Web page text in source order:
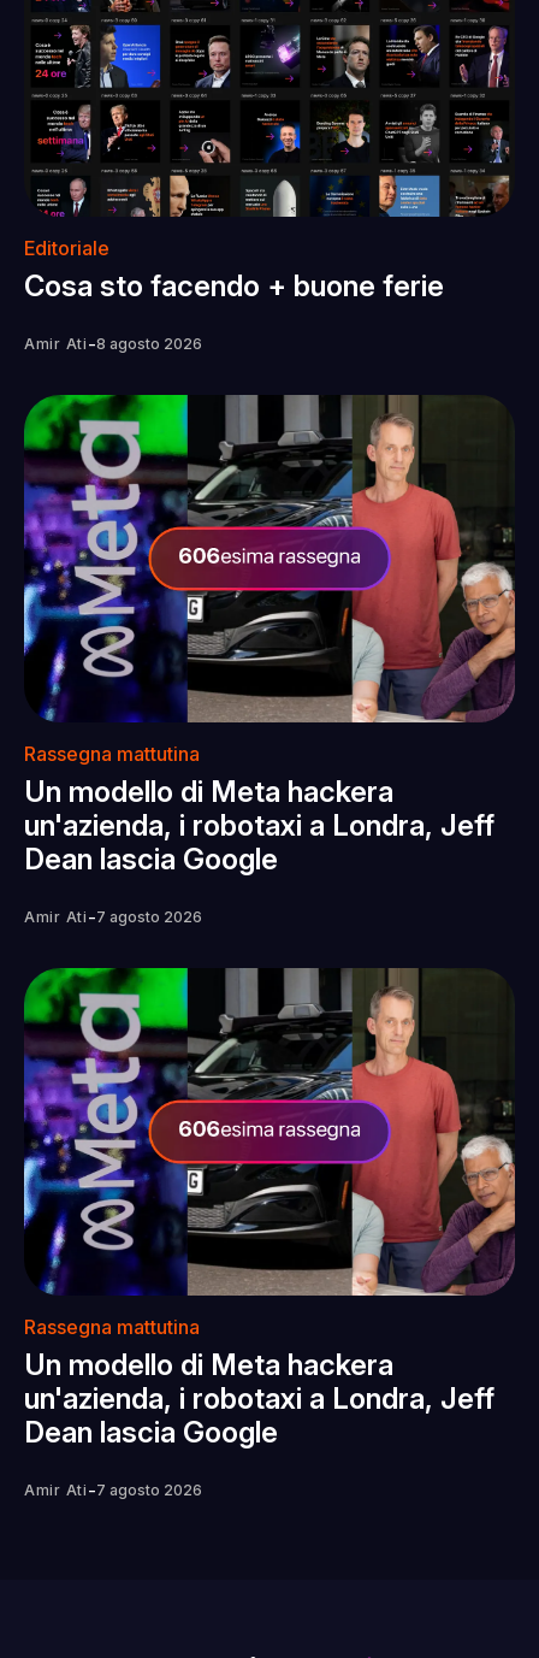
Editoriale
Cosa sto facendo + buone ferie
Amir Ati -8 agosto 2026
Rassegna mattutina
Un modello di Meta hackera
un'azienda, i robotaxi a Londra, Jeff
Dean lascia Google
Amir Ati -7 agosto 2026
Rassegna mattutina
Un modello di Meta hackera
un'azienda, i robotaxi a Londra, Jeff
Dean lascia Google
Amir Ati -7 agosto 2026